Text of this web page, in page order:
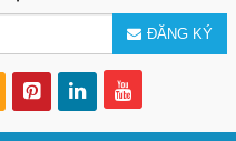
ĐĂNG KÝ